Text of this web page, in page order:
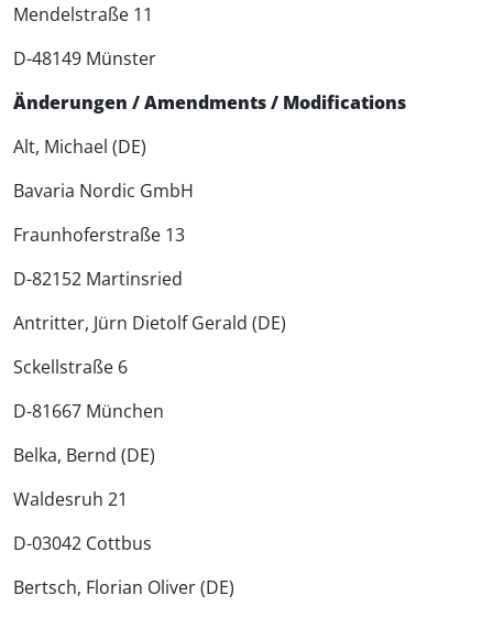
Mendelstraße 11
D-48149 Münster
Änderungen / Amendments / Modifications
Alt, Michael (DE)
Bavaria Nordic GmbH
Fraunhoferstraße 13
D-82152 Martinsried
Antritter, Jürn Dietolf Gerald (DE)
Sckellstraße 6
D-81667 München
Belka, Bernd (DE)
Waldesruh 21
D-03042 Cottbus
Bertsch, Florian Oliver (DE)